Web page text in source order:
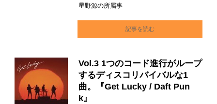
星野源の所属事
記事を読む
Vol.3 1つのコード進行がループ
するディスコリバイバルな1
曲。『Get Lucky / Daft Pun
k』